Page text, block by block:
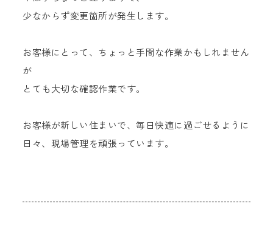
少なからず変更箇所が発生します。
お客様にとって、ちょっと手間な作業かもしれません
が
とても大切な確認作業です。
お客様が新しい住まいで、毎日快適に過ごせるように
日々、現場管理を頑張っています。